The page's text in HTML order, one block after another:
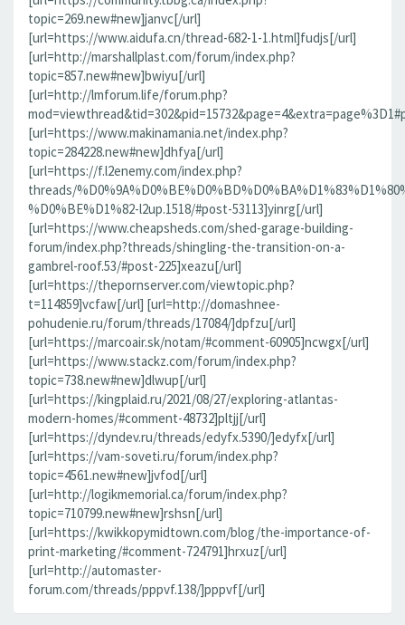
topic=269.new#new]janvc[/url]
[url=https://www.aidufa.cn/thread-682-1-1.html]fudjs[/url]
[url=http://marshallplast.com/forum/index.php?
topic=857.new#new]bwiyu[/url]
[url=http://lmforum.life/forum.php?
[url=https://www.makinamania.net/index.php?
topic=284228.new#new]dhfya[/url]
[url=https://f.l2enemy.com/index.php?
threads/
%D0%BE%D1%82-l2up.1518/#post-53113]yinrg[/url]
[url=https://www.cheapsheds.com/shed-garage-building-
forum/index.php?threads/shingling-the-transition-on-a-
gambrel-roof.53/#post-225]xeazu[/url]
[url=https://thepornserver.com/viewtopic.php?
t=114859]vcfaw[/url] [url=http://domashnee-
pohudenie.ru/forum/threads/17084/]dpfzu[/url]
[url=https://marcoair.sk/notam/#comment-60905]ncwgx[/url]
[url=https://www.stackz.com/forum/index.php?
topic=738.new#new]dlwup[/url]
[url=https://kingplaid.ru/2021/08/27/exploring-atlantas-
modern-homes/#comment-48732]pltjj[/url]
[url=https://dyndev.ru/threads/edyfx.5390/]edyfx[/url]
[url=https://vam-soveti.ru/forum/index.php?
topic=4561.new#new]jvfod[/url]
[url=http://logikmemorial.ca/forum/index.php?
topic=710799.new#new]rshsn[/url]
[url=https://kwikkopymidtown.com/blog/the-importance-of-
print-marketing/#comment-724791]hrxuz[/url]
[url=http://automaster-
forum.com/threads/pppvf.138/]pppvf[/url]